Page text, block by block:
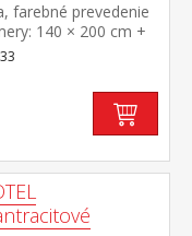
farebné prevedenie
140 × 200 cm +
úprava,
do 60 °C